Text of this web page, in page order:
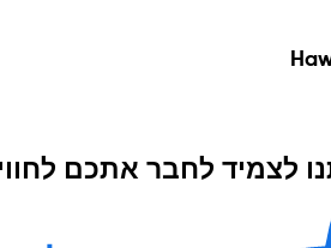
לצמיד לחבר אתכם